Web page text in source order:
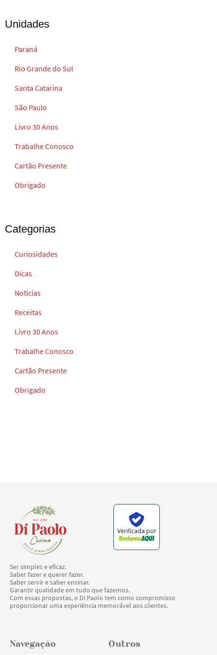
Unidades
Paraná
Rio Grande do Sul
Santa Catarina
São Paulo
Livro 30 Anos
Trabalhe Conosco
Cartão Presente
Obrigado
Categorias
Curiosidades
Dicas
Notícias
Receitas
Livro 30 Anos
Trabalhe Conosco
Cartão Presente
Obrigado
Verificada por
Ser simples e eficaz.
Saber fazer e querer fazer.
Saber servir e saber ensinar.
Garantir qualidade em tudo que fazemos.
Com essas propostas, o Di Paolo tem como compromisso
proporcionar uma experiência memorável aos clientes.
Navegação Outros